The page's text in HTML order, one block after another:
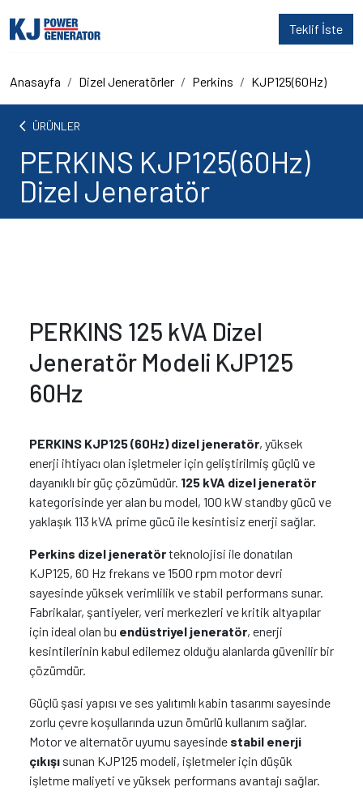
Teklif İste
Anasayfa Dizel Jeneratörler Perkins KJP125(60Hz)
arrow_back_ios ÜRÜNLER
PERKINS KJP125(60Hz)
Dizel Jeneratör
PERKINS 125 kVA Dizel
Jeneratör Modeli KJP125
60Hz
PERKINS KJP125 (60Hz) dizel jeneratör, yüksek
enerji ihtiyacı olan işletmeler için geliştirilmiş güçlü ve
dayanıklı bir güç çözümüdür. 125 kVA dizel jeneratör
kategorisinde yer alan bu model, 100 kW standby gücü ve
yaklaşık 113 kVA prime gücü ile kesintisiz enerji sağlar.
Perkins dizel jeneratörteknolojisi ile donatılan
KJP125, 60 Hz frekans ve 1500 rpm motor devri
sayesinde yüksek verimlilik ve stabil performans sunar.
Fabrikalar, şantiyeler, veri merkezleri ve kritik altyapılar
için ideal olan bu endüstriyel jeneratör, enerji
kesintilerinin kabul edilemez olduğu alanlarda güvenilir bir
çözümdür.
Güçlü şasi yapısı ve ses yalıtımlı kabin tasarımı sayesinde
zorlu çevre koşullarında uzun ömürlü kullanım sağlar.
Motor ve alternatör uyumu sayesinde stabil enerji
çıkışı sunan KJP125 modeli, işletmeler için düşük
işletme maliyeti ve yüksek performans avantajı sağlar.